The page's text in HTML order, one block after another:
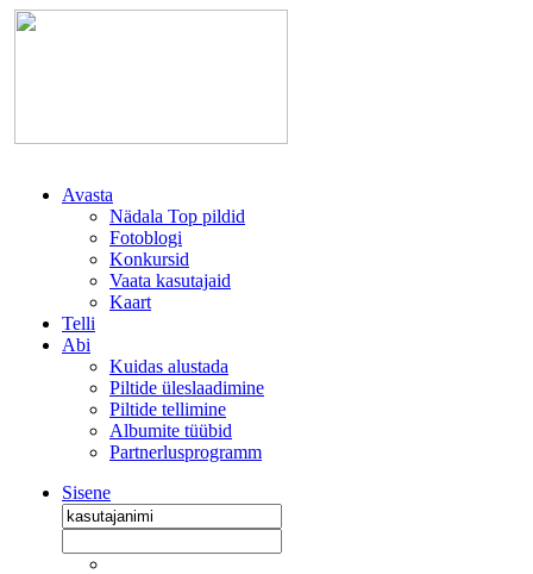
Avasta
Nädala Top pildid
Fotoblogi
Konkursid
Vaata kasutajaid
Kaart
Telli
Abi
Kuidas alustada
Piltide üleslaadimine
Piltide tellimine
Albumite tüübid
Partnerlusprogramm
Sisene